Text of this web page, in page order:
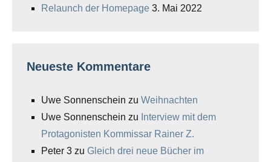
Relaunch der Homepage 3. Mai 2022
Neueste Kommentare
Uwe Sonnenschein zu Weihnachten
Uwe Sonnenschein zu Interview mit dem
Protagonisten Kommissar Rainer Z.
Peter 3 zu Gleich drei neue Bücher im